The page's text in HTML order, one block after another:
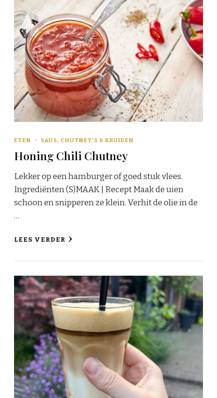
ETEN SAUS, CHUTNEY'S & KRUIDEN
Honing Chili Chutney
Lekker op een hamburger of goed stuk vlees.
Ingrediënten (S)MAAK | Recept Maak de uien
schoon en snipperen ze klein. Verhit de olie in de
…
LEES VERDER